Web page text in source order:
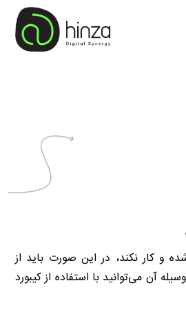
و کار نکند، در این صورت باید از
آن ‌می‌توانید با استفاده از کیبورد